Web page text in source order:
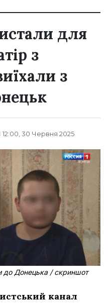
для
з
з
12:00, 30 Червня 2025
до Донецька / скриншот
канал